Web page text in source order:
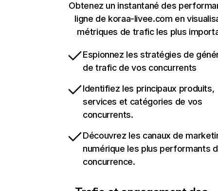
Obtenez un instantané des
ligne de koraa-livee.com en
métriques de trafic les plus
Espionnez les stratégies de
de trafic de vos concurrents
Identifiez les principaux produits,
services et catégories de vos
concurrents.
Découvrez les canaux de
numérique les plus performants
concurrence.